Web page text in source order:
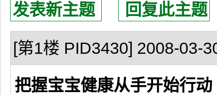
发表新主题 回复此主题
[第1楼 PID3430] 2008-03-
把握宝宝健康从手开始行动